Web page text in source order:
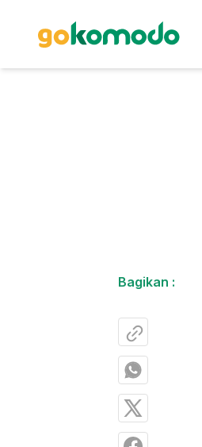
Bagikan :